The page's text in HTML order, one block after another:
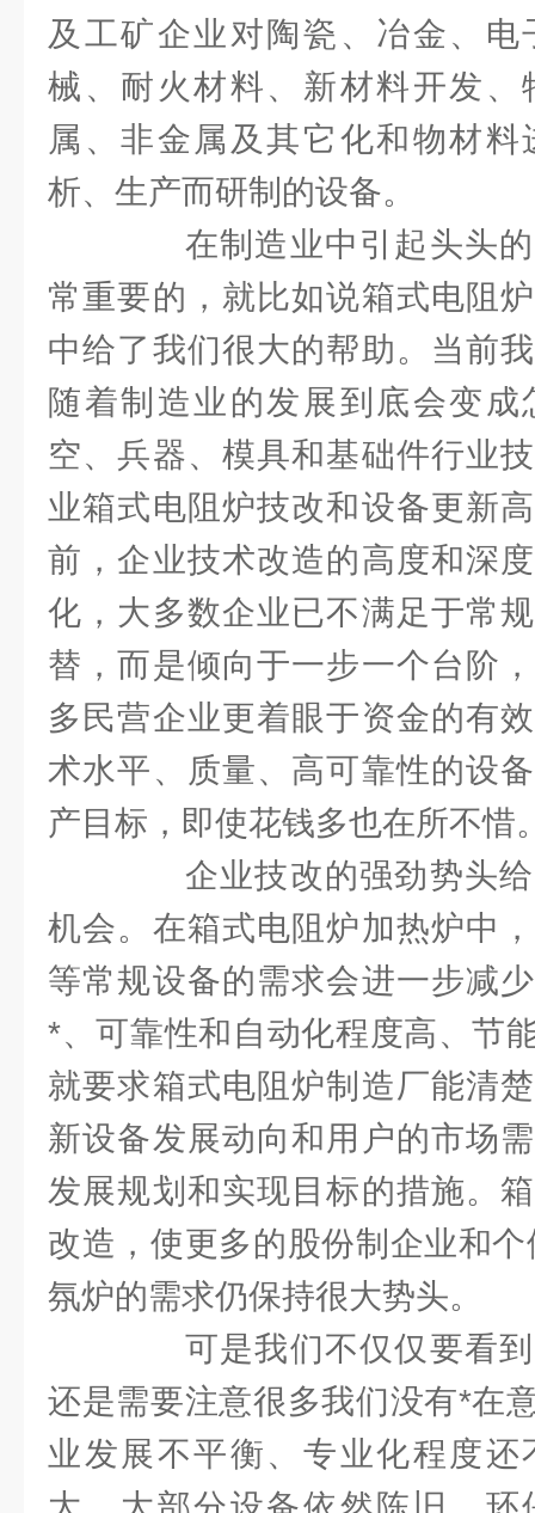
及工矿企业对陶瓷、冶金、
械、耐火材料、新材料开发、
属、非金属及其它化和物材
析、生产而研制的设备。
在制造业中引起头头的
常重要的，就比如说箱式电阻
中给了我们很大的帮助。当前
随着制造业的发展到底会变
空、兵器、模具和基础件行业
业箱式电阻炉技改和设备更新
前，企业技术改造的高度和深
化，大多数企业已不满足于常
替，而是倾向于一步一个台阶
多民营企业更着眼于资金的有
术水平、质量、高可靠性的设
产目标，即使花钱多也在所不惜
企业技改的强劲势头给
机会。在箱式电阻炉加热炉中
等常规设备的需求会进一步减
*、可靠性和自动化程度高、节
就要求箱式电阻炉制造厂能清
新设备发展动向和用户的市场
发展规划和实现目标的措施。
改造，使更多的股份制企业和
氛炉的需求仍保持很大势头。
可是我们不仅仅要看到
还是需要注意很多我们没有*在
业发展不平衡、专业化程度